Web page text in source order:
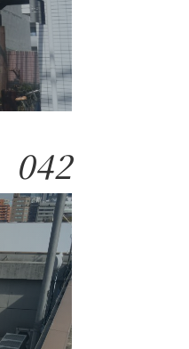
042